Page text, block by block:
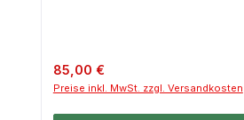
Regulärer Preis:
85,00 €
Preise inkl. MwSt. zzgl. Versandkosten